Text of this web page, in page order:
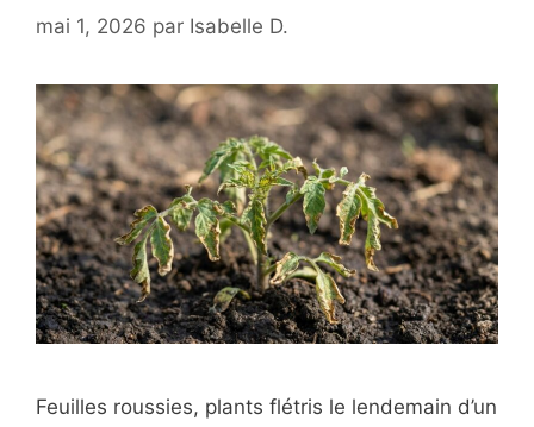
mai 1, 2026 par Isabelle D.
Feuilles roussies, plants flétris le lendemain d’un